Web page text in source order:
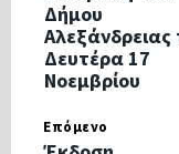
Δήμου
Αλεξάνδρειας
Δευτέρα 17
Νοεμβρίου
Επόμενο